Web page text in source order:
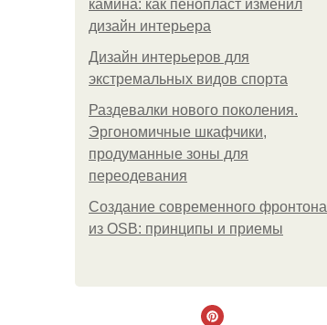
камина: как пенопласт изменил
дизайн интерьера
Дизайн интерьеров для
экстремальных видов спорта
Раздевалки нового поколения.
Эргономичные шкафчики,
продуманные зоны для
переодевания
Создание современного фронтона
из OSB: принципы и приемы